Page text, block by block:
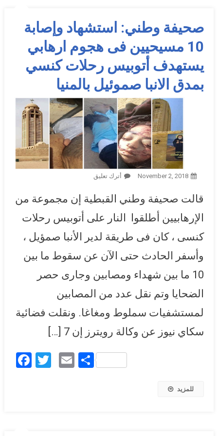
صحيفة وطني: استشهاد وإصابة
10 مسيحيين فى هجوم ارهابي
يستهدف أتوبيس رحلات كنسي
بمدق الانبا صموئيل بالمنيا
November 2, 2018 أترك تعليق
ارهابي يستهدف أتوبيس رحلات
كنسي بمدق الانبا صموئيل
بالمنيا
قالت صحيفة وطني القبطية إن مجموعة من
الإرهابيين أطلقوا النار على أتوبيس رحلات
كنسى ، كان فى طريقة لدير الأنبا صمؤيل ،
وأسفر الحادث حتى الآن عن سقوط ما بين
10 ما بين شهداء ومصابين وجارى حصر
الضحايا وتم نقل عدد من المصابين
لمستشفيات سملوط ومغاغا. ونقلت فضائية
سكاي نيوز عن وكالة رويترز إن 7 […]
Facebook
Twitter
EmailShare
للمزيد